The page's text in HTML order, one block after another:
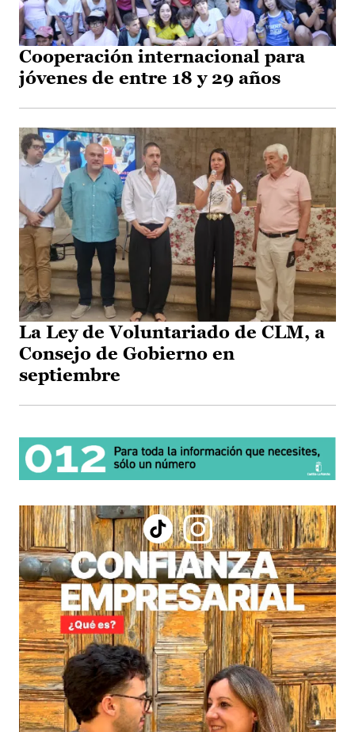
Cooperación internacional para
jóvenes de entre 18 y 29 años
La Ley de Voluntariado de CLM, a
Consejo de Gobierno en
septiembre